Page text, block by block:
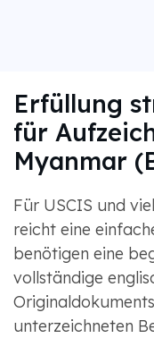
Erfüllung
für
Myanmar
Für USCIS und
reicht eine
benötigen eine
vollständige
unterzeichneten